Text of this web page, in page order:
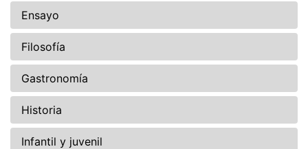
Ensayo
Filosofía
Gastronomía
Historia
Infantil y juvenil